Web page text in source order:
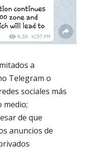
a
Telegram o
sociales más
medio;
de que
anuncios de